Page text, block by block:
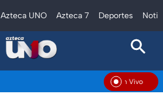
Azteca UNO Azteca 7 Deportes
En Vivo